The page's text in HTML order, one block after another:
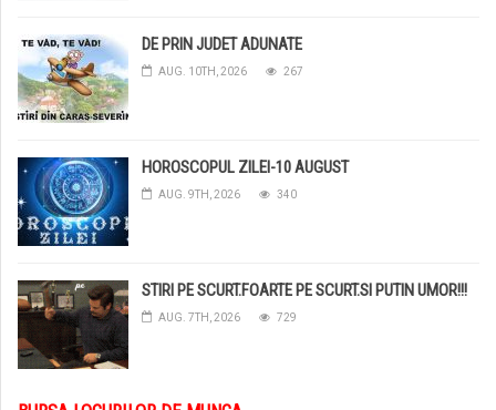
DE PRIN JUDET ADUNATE
AUG. 10TH, 2026 267
HOROSCOPUL ZILEI-10 AUGUST
AUG. 9TH, 2026 340
STIRI PE SCURT.FOARTE PE SCURT.SI PUTIN UMOR!!!
AUG. 7TH, 2026 729